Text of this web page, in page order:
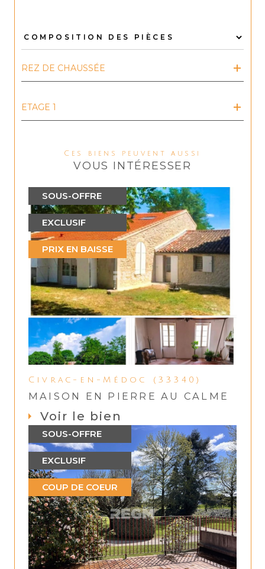
REZ DE CHAUSSÉE
ETAGE 1
Ces biens peuvent aussi
VOUS INTÉRESSER
SOUS-OFFRE
EXCLUSIF
PRIX EN BAISSE
Civrac-en-Médoc (33340)
MAISON EN PIERRE AU CALME
Voir le bien
SOUS-OFFRE
EXCLUSIF
COUP DE COEUR